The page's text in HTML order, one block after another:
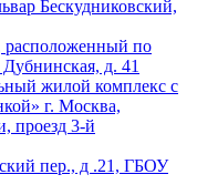
Бескудниковский,
расположенный по
д. 41
жилой комплекс с
г. Москва,
проезд 3-й
пер., д .21, ГБОУ